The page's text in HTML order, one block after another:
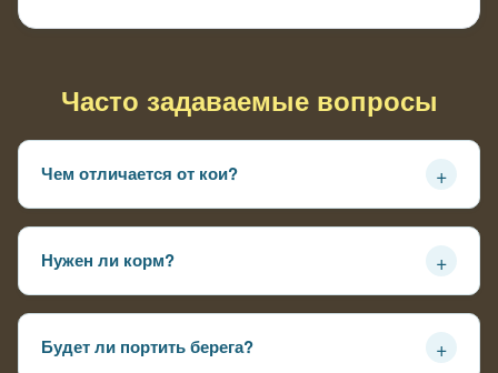
Часто задаваемые вопросы
Чем отличается от кои? +
Нужен ли корм? +
Будет ли портить берега? +